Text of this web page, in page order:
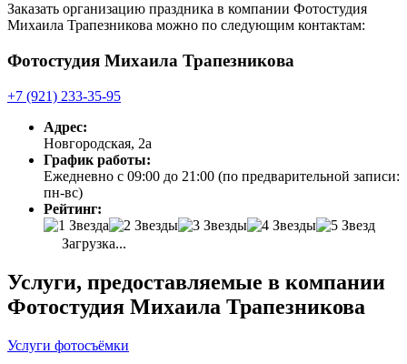
Заказать организацию праздника в компании Фотостудия
Михаила Трапезникова можно по следующим контактам:
Фотостудия Михаила Трапезникова
+7 (921) 233-35-95
Адрес:
Новгородская, 2а
График работы:
Ежедневно с 09:00 до 21:00 (по предварительной записи:
пн-вс)
Рейтинг:
Загрузка...
Услуги, предоставляемые в компании
Фотостудия Михаила Трапезникова
Услуги фотосъёмки